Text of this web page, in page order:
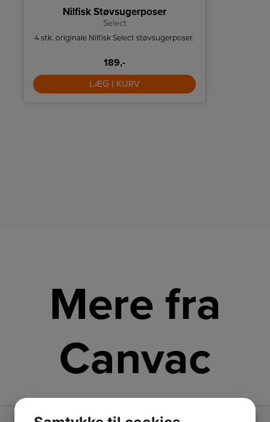
Nilfisk Støvsugerposer
Select
4 stk. originale Nilfisk Select støvsugerposer.
189,-
LÆG I KURV
Mere fra
Canvac